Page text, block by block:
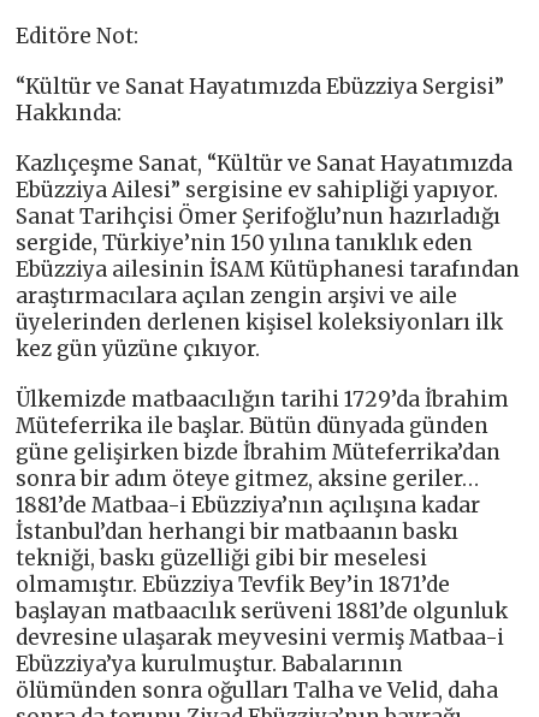
Editöre Not:
“Kültür ve Sanat Hayatımızda Ebüzziya Sergisi”
Hakkında:
Kazlıçeşme Sanat, “Kültür ve Sanat Hayatımızda
Ebüzziya Ailesi” sergisine ev sahipliği yapıyor.
Sanat Tarihçisi Ömer Şerifoğlu’nun hazırladığı
sergide, Türkiye’nin 150 yılına tanıklık eden
Ebüzziya ailesinin İSAM Kütüphanesi tarafından
araştırmacılara açılan zengin arşivi ve aile
üyelerinden derlenen kişisel koleksiyonları ilk
kez gün yüzüne çıkıyor.
Ülkemizde matbaacılığın tarihi 1729’da İbrahim
Müteferrika ile başlar. Bütün dünyada günden
güne gelişirken bizde İbrahim Müteferrika’dan
sonra bir adım öteye gitmez, aksine geriler…
1881’de Matbaa-i Ebüzziya’nın açılışına kadar
İstanbul’dan herhangi bir matbaanın baskı
tekniği, baskı güzelliği gibi bir meselesi
olmamıştır. Ebüzziya Tevfik Bey’in 1871’de
başlayan matbaacılık serüveni 1881’de olgunluk
devresine ulaşarak meyvesini vermiş Matbaa-i
Ebüzziya’ya kurulmuştur. Babalarının
ölümünden sonra oğulları Talha ve Velid, daha